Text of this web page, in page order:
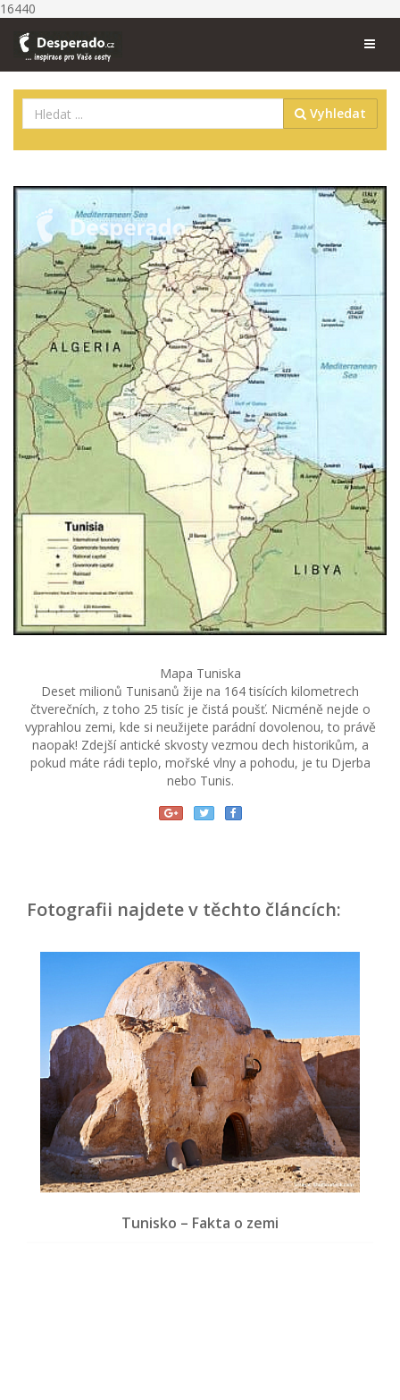
16440
Vyhledat
Mapa Tuniska
Deset milionů Tunisanů žije na 164 tisících kilometrech
čtverečních, z toho 25 tisíc je čistá poušť. Nicméně nejde o
vyprahlou zemi, kde si neužijete parádní dovolenou, to právě
naopak! Zdejší antické skvosty vezmou dech historikům, a
pokud máte rádi teplo, mořské vlny a pohodu, je tu Djerba
nebo Tunis.
Fotografii najdete v těchto článcích:
Tunisko – Fakta o zemi